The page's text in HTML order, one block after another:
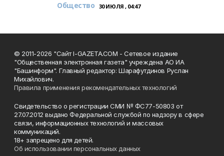
Общество 30 ИЮЛЯ , 04:47
© 2011-2026 "Сайт I-GAZETA.COM - Сетевое издание
"Общественная электронная газета" учреждена АО ИА
"Башинформ". Главный редактор: Шарафутдинов Руслан
Михайлович.
Правила применения рекомендательных технологий
Свидетельство о регистрации СМИ № ФС77-50803 от
27.07.2012 выдано Федеральной службой по надзору в сфере
связи, информационных технологий и массовых
коммуникаций.
18+ запрещено для детей.
Об использовании персональных данных